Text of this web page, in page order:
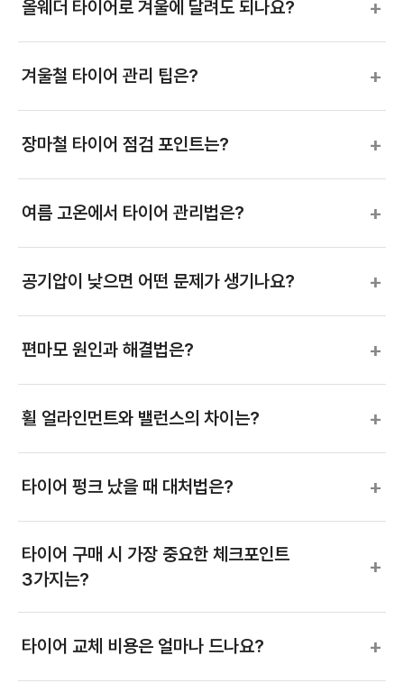
올웨더 타이어로 겨울에 달려도 되나요? +
겨울철 타이어 관리 팁은? +
장마철 타이어 점검 포인트는? +
여름 고온에서 타이어 관리법은? +
공기압이 낮으면 어떤 문제가 생기나요? +
편마모 원인과 해결법은? +
휠 얼라인먼트와 밸런스의 차이는? +
타이어 펑크 났을 때 대처법은? +
타이어 구매 시 가장 중요한 체크포인트
3가지는?
+
타이어 교체 비용은 얼마나 드나요? +